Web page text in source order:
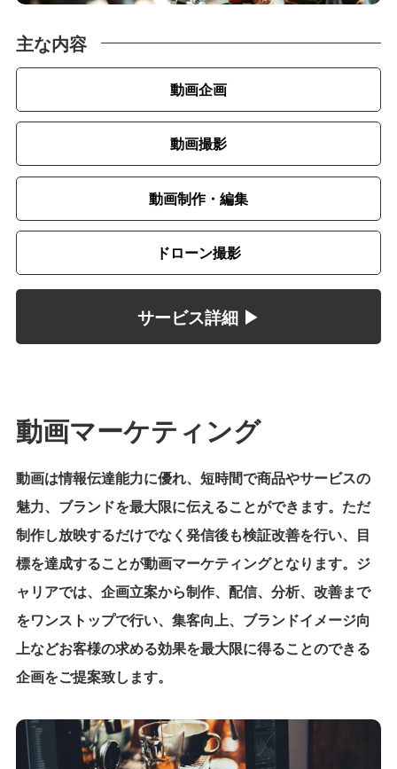
主な内容
動画企画
動画撮影
動画制作・編集
ドローン撮影
サービス詳細 ▶︎
動画マーケティング
動画は情報伝達能力に優れ、短時間で商品やサービスの
魅力、ブランドを最大限に伝えることができます。ただ
制作し放映するだけでなく発信後も検証改善を行い、目
標を達成することが動画マーケティングとなります。ジ
ャリアでは、企画立案から制作、配信、分析、改善まで
をワンストップで行い、集客向上、ブランドイメージ向
上などお客様の求める効果を最大限に得ることのできる
企画をご提案致します。